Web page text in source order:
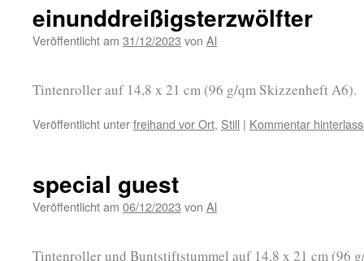
einunddreißigsterzwölfter
Veröffentlicht am 31/12/2023 von Al
Tintenroller auf 14,8 x 21 cm (96 g/qm Skizzenheft A6).
Veröffentlicht unterfreihand vor Ort, Still | Kommentar
special guest
Veröffentlicht am 06/12/2023 von Al
Tintenroller und Buntstiftstummel auf 14,8 x 21 cm (96